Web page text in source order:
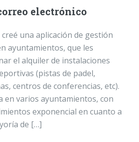
electrónico
una aplicación de gestión
ayuntamientos, que les
el alquiler de instalaciones
(pistas de padel,
centros de conferencias, etc).
en varios ayuntamientos, con
exponencial en cuanto a
de […]